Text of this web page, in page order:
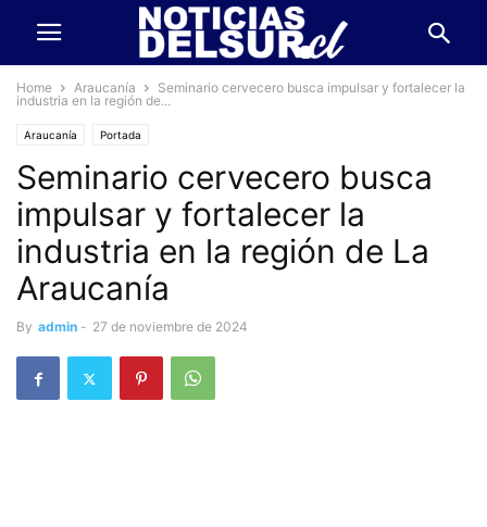
Home Araucanía
Seminario cervecero busca impulsar y fortalecer la
industria en la región de...
Araucanía Portada
Seminario cervecero busca
impulsar y fortalecer la
industria en la región de La
Araucanía
By admin - 27 de noviembre de 2024